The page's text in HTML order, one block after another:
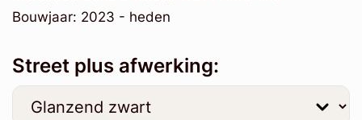
Bouwjaar: 2023 - heden
Street plus afwerking: